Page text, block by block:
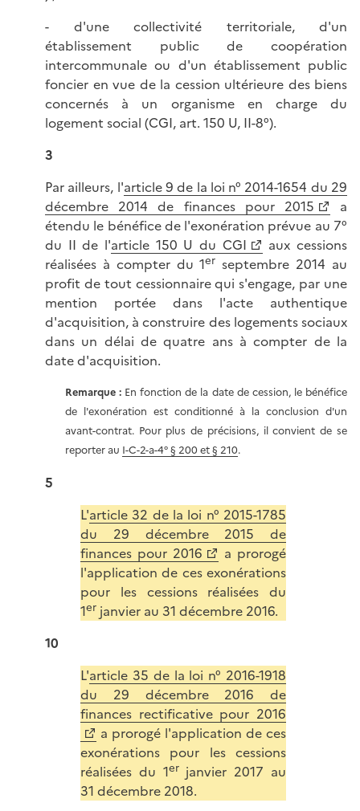
- d'une collectivité territoriale, d'un
établissement public de coopération
intercommunale ou d'un établissement public
foncier en vue de la cession ultérieure des biens
concernés à un organisme en charge du
logement social (CGI, art. 150 U, II-8°).
3
Par ailleurs, l'article 9 de la loi n° 2014-1654 du 29
décembre 2014 de finances pour 2015
a
étendu le bénéfice de l'exonération prévue au 7°
du II de l'article 150 U du CGI
aux cessions
réalisées à compter du 1er septembre 2014 au
profit de tout cessionnaire qui s'engage, par une
mention portée dans l'acte authentique
d'acquisition, à construire des logements sociaux
dans un délai de quatre ans à compter de la
date d'acquisition.
Remarque :En fonction de la date de cession, le bénéfice
de l'exonération est conditionné à la conclusion d'un
avant-contrat. Pour plus de précisions, il convient de se
reporter au I-C-2-a-4° § 200 et § 210.
5
L'article 32 de la loi n° 2015-1785
du 29 décembre 2015 de
finances pour 2016
a prorogé
l'application de ces exonérations
pour les cessions réalisées du
1erjanvier au 31 décembre 2016.
10
L'article 35 de la loi n° 2016-1918
du 29 décembre 2016 de
finances rectificative pour 2016
a prorogé l'application de ces
exonérations pour les cessions
réalisées du 1erjanvier 2017 au
31 décembre 2018.